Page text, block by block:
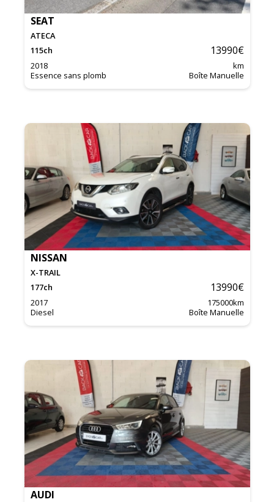
SEAT
ATECA
115ch 13990€
2018
km
Essence sans plomb
Boîte Manuelle
NISSAN
X-TRAIL
177ch 13990€
2017 175000km
Diesel
Boîte Manuelle
AUDI